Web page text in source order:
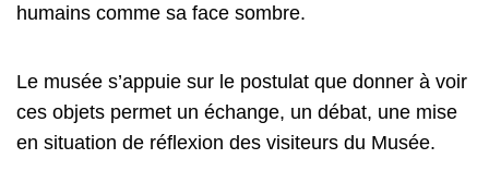
humains comme sa face sombre.
Le musée s’appuie sur le postulat que donner à voir
ces objets permet un échange, un débat, une mise
en situation de réflexion des visiteurs du Musée.